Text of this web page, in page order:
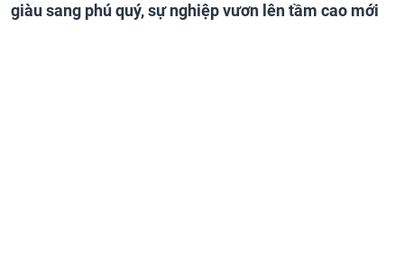
giàu sang phú quý, sự nghiệp vươn lên tầm cao mới